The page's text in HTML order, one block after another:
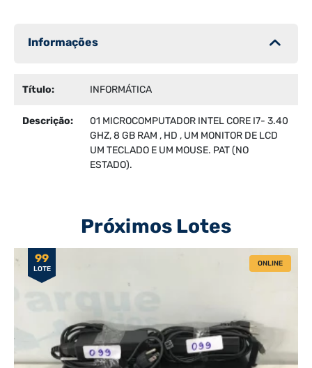
Informações
Título: INFORMÁTICA
Descrição:
01 MICROCOMPUTADOR INTEL CORE I7- 3.40
GHZ, 8 GB RAM , HD , UM MONITOR DE LCD
UM TECLADO E UM MOUSE. PAT (NO
ESTADO).
Próximos Lotes
99
LOTE
ONLINE